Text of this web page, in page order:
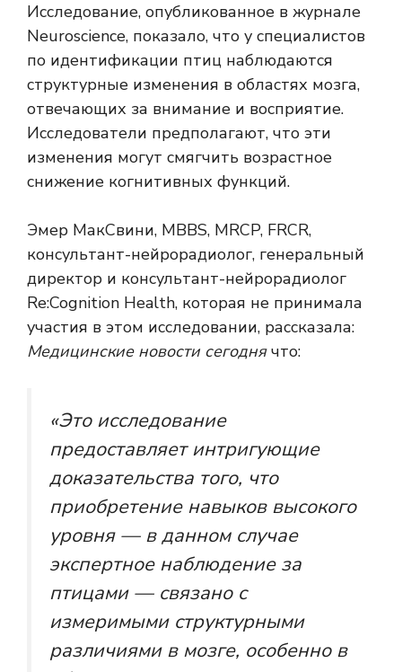
Исследование, опубликованное в журнале
Neuroscience, показало, что у специалистов
по идентификации птиц наблюдаются
структурные изменения в областях мозга,
отвечающих за внимание и восприятие.
Исследователи предполагают, что эти
изменения могут смягчить возрастное
снижение когнитивных функций.
Эмер МакСвини, MBBS, MRCP, FRCR,
консультант-нейрорадиолог, генеральный
директор и консультант-нейрорадиолог
Re:Cognition Health, которая не принимала
участия в этом исследовании, рассказала:
Медицинские новости сегоднячто:
«Это исследование
предоставляет интригующие
доказательства того, что
приобретение навыков высокого
уровня — в данном случае
экспертное наблюдение за
птицами — связано с
измеримыми структурными
различиями в мозге, особенно в